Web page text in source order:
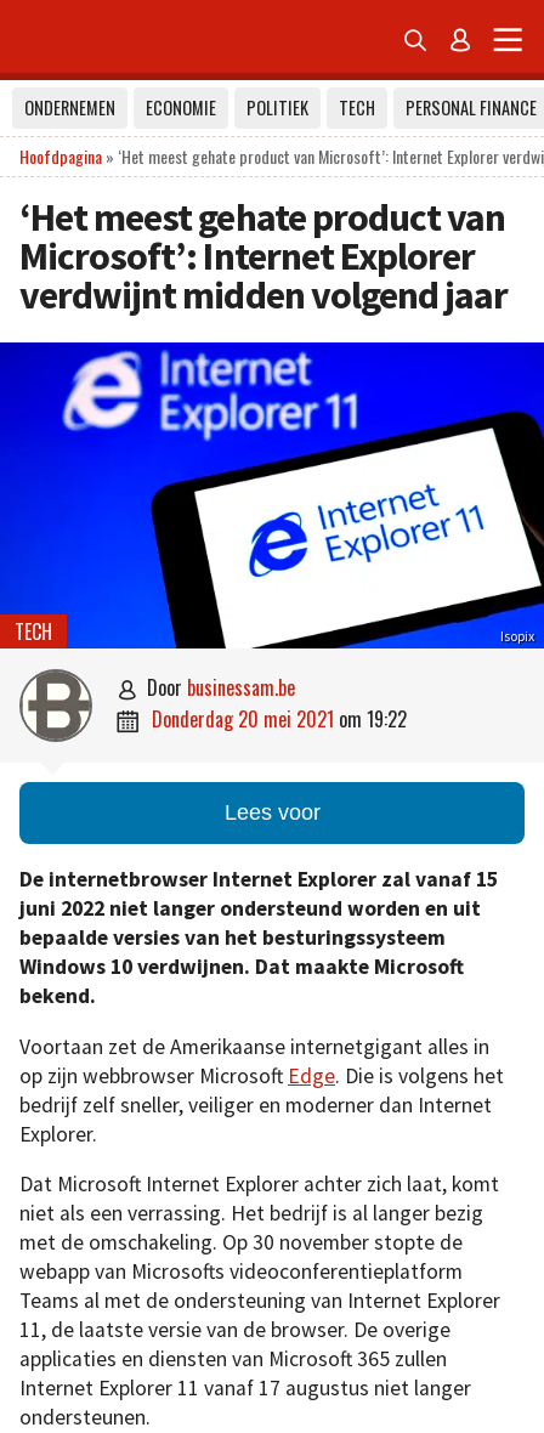
 
ONDERNEMEN ECONOMIE POLITIEK TECH
PERSONAL FINANCE
Hoofdpagina» ‘Het meest gehate product van Microsoft’: Internet Explorer
‘Het meest gehate product van
Microsoft’: Internet Explorer
verdwijnt midden volgend jaar
Isopix
TECH
 door businessam.be
 donderdag 20 mei 2021 om 19:22
Lees voor
De internetbrowser Internet Explorer zal vanaf 15
juni 2022 niet langer ondersteund worden en uit
bepaalde versies van het besturingssysteem
Windows 10 verdwijnen. Dat maakte Microsoft
bekend.
Voortaan zet de Amerikaanse internetgigant alles in
op zijn webbrowser Microsoft Edge. Die is volgens het
bedrijf zelf sneller, veiliger en moderner dan Internet
Explorer.
Dat Microsoft Internet Explorer achter zich laat, komt
niet als een verrassing. Het bedrijf is al langer bezig
met de omschakeling. Op 30 november stopte de
webapp van Microsofts videoconferentieplatform
Teams al met de ondersteuning van Internet Explorer
11, de laatste versie van de browser. De overige
applicaties en diensten van Microsoft 365 zullen
Internet Explorer 11 vanaf 17 augustus niet langer
ondersteunen.